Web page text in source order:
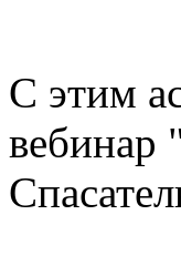
С этим
вебинар